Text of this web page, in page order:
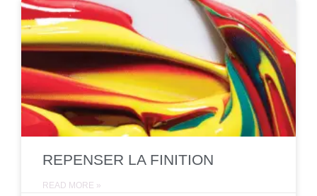
REPENSER LA FINITION
READ MORE »